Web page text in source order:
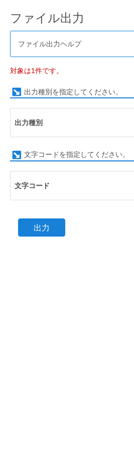
ファイル出力
ファイル出力ヘルプ
対象は1件です。
出力種別を指定してください。
出力種別
文字コードを指定してください。
文字コード